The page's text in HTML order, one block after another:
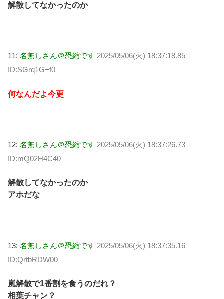
解散してなかったのか
11: 名無しさん＠恐縮です 2025/05/06(火) 18:37:18.85
ID:SGrq1G+f0
何なんだよ今更
12: 名無しさん＠恐縮です 2025/05/06(火) 18:37:26.73
ID:mQ02H4C40
解散してなかったのか
アホだな
13: 名無しさん＠恐縮です 2025/05/06(火) 18:37:35.16
ID:QrtbRDW00
嵐解散で1番割を食うのだれ？
相葉チャン？